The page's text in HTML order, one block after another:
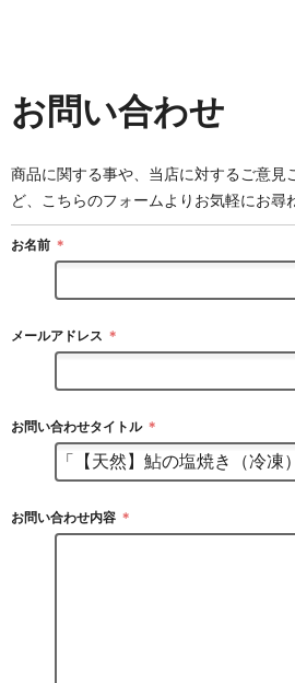
お問い合わせ
商品に関する事や、当店に対するご意見
ど、こちらのフォームよりお気軽にお尋
お名前 ＊
メールアドレス ＊
お問い合わせタイトル ＊
お問い合わせ内容 ＊